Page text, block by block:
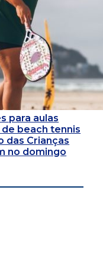
para aulas
beach tennis
das Crianças
no domingo